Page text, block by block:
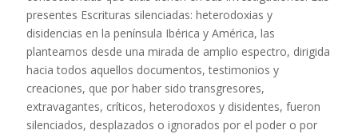
presentes Escrituras silenciadas: heterodoxias y
disidencias en la península Ibérica y América, las
planteamos desde una mirada de amplio espectro, dirigida
hacia todos aquellos documentos, testimonios y
creaciones, que por haber sido transgresores,
extravagantes, críticos, heterodoxos y disidentes, fueron
silenciados, desplazados o ignorados por el poder o por